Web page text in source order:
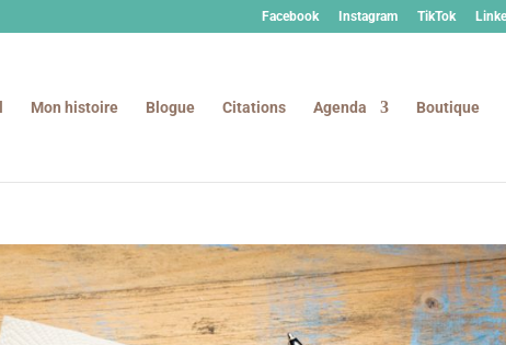
Facebook Instagram TikTok
Mon histoire Blogue Citations Agenda Boutique